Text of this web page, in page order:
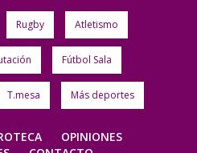
Rugby Atletismo
Fútbol Sala
T.mesa Más deportes
OPINIONES